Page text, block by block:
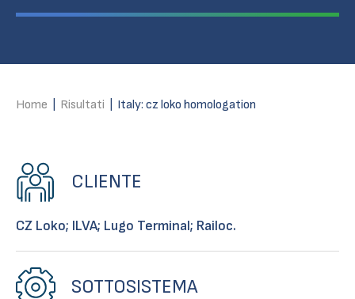
Home Risultati Italy: cz loko homologation
CLIENTE
CZ Loko; ILVA; Lugo Terminal; Railoc.
SOTTOSISTEMA